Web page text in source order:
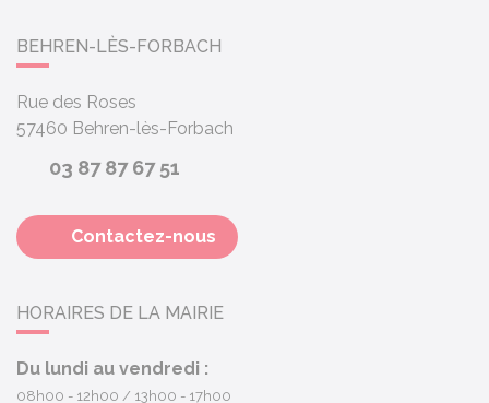
BEHREN-LÈS-FORBACH
Rue des Roses
57460 Behren-lès-Forbach
03 87 87 67 51
Contactez-nous
HORAIRES DE LA MAIRIE
Du lundi au vendredi :
08h00 - 12h00 13h00 - 17h00